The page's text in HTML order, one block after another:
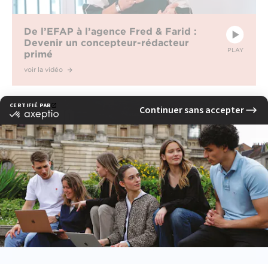
PLAY
De l’EFAP à l’agence Fred & Farid :
Devenir un concepteur-rédacteur
primé
voir la vidéo
L’histoire de l’EFAP : une école pionnière
dans la communication depuis 65 ans